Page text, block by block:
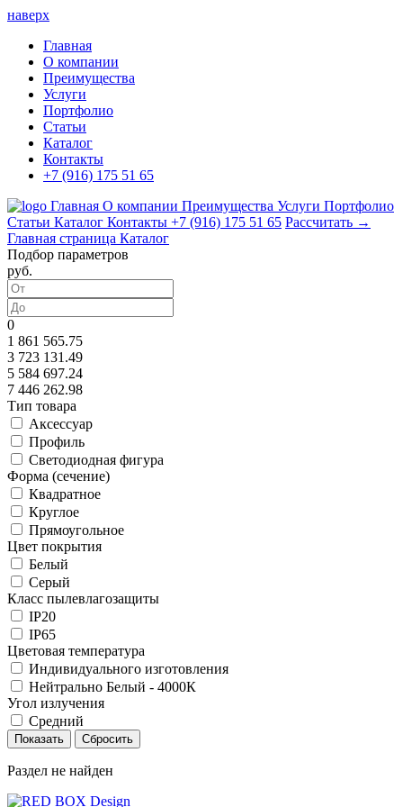
наверх
Главная
О компании
Преимущества
Услуги
Портфолио
Статьи
Каталог
Контакты
+7 (916) 175 51 65
Главная О компании Преимущества Услуги Портфолио
Статьи Каталог Контакты +7 (916) 175 51 65 Рассчитать →
Главная страница Каталог
Подбор параметров
руб.
0
1 861 565.75
3 723 131.49
5 584 697.24
7 446 262.98
Тип товара
Аксессуар
Профиль
Светодиодная фигура
Форма (сечение)
Квадратное
Круглое
Прямоугольное
Цвет покрытия
Белый
Серый
Класс пылевлагозащиты
IP20
IP65
Цветовая температура
Индивидуального изготовления
Нейтрально Белый - 4000К
Угол излучения
Средний
Раздел не найден